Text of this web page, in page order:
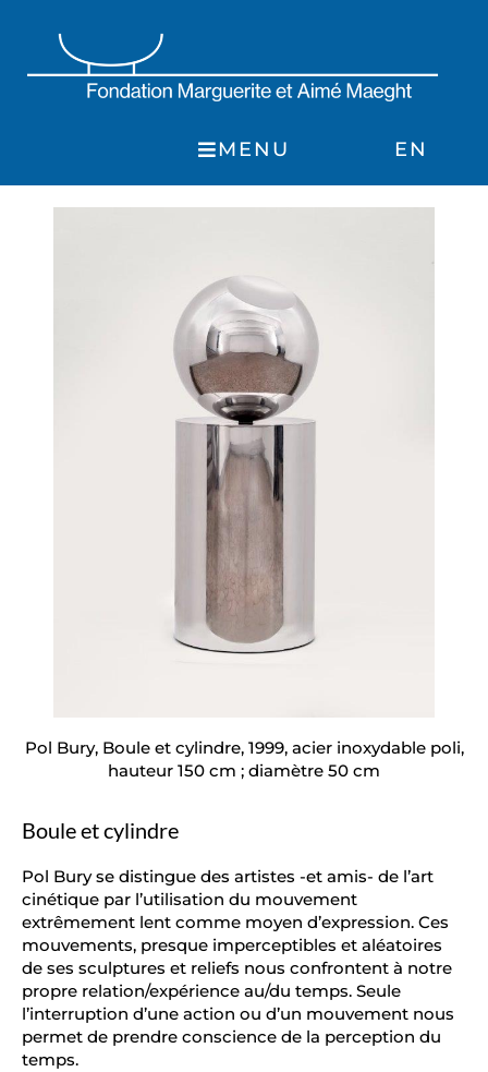
content
MENU EN
Pol Bury, Boule et cylindre, 1999, acier inoxydable poli,
hauteur 150 cm ; diamètre 50 cm
Boule et cylindre
Pol Bury se distingue des artistes -et amis- de l’art
cinétique par l’utilisation du mouvement
extrêmement lent comme moyen d’expression. Ces
mouvements, presque imperceptibles et aléatoires
de ses sculptures et reliefs nous confrontent à notre
propre relation/expérience au/du temps. Seule
l’interruption d’une action ou d’un mouvement nous
permet de prendre conscience de la perception du
temps.